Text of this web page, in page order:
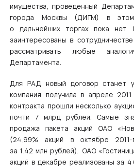
имущества, проведенный
города Москвы (ДИГМ) в этом
о дальнейших торгах пока
заинтересованы в
рассматривать любые
Департамента.
Для РАД новый договор станет
компания получила в апреле
контракта прошли несколько
почти 7 млрд рублей. Самые
продажа пакета акций ОАО
(24,99% акций в октябре
за 1,42 млн рублей), ОАО
акций в декабре реализованы за